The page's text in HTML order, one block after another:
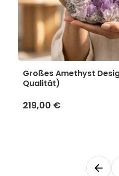
Großes Amethyst
Qualität)
219,00 €